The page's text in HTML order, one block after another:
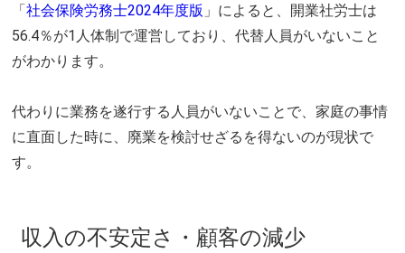
「社会保険労務士2024年度版 」によると、開業社労士は
56.4％が1人体制で運営しており、代替人員がいないこと
がわかります。
代わりに業務を遂行する人員がいないことで、家庭の事情
に直面した時に、廃業を検討せざるを得ないのが現状で
す。
収入の不安定さ・顧客の減少